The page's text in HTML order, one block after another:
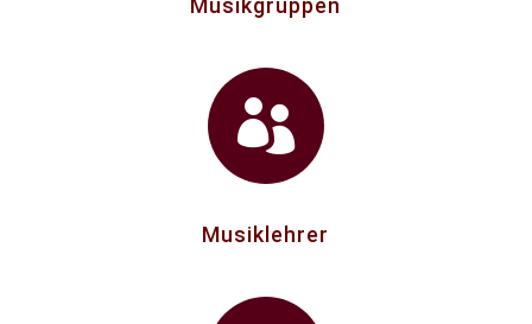
Musikgruppen

Musiklehrer